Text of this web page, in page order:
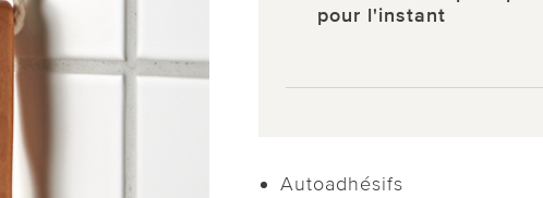
pour l'instant
Autoadhésifs